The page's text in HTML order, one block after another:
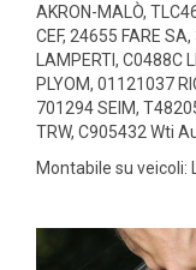
AKRON-MALÒ,
CEF, 24655 FARE
LAMPERTI, C0488C
PLYOM, 01121037
701294 SEIM,
TRW, C905432 Wti
Montabile su veicoli: